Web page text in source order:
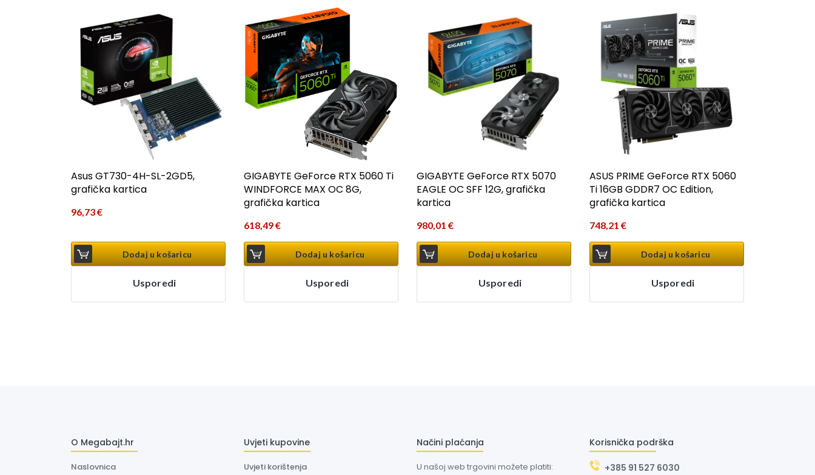
Asus GT730-4H-SL-2GD5,
grafička kartica
96,73€
Dodaj u košaricu
Usporedi
GIGABYTE GeForce RTX 5060 Ti
WINDFORCE MAX OC 8G,
grafička kartica
618,49€
Dodaj u košaricu
Usporedi
GIGABYTE GeForce RTX 5070
EAGLE OC SFF 12G, grafička
kartica
980,01 €
Dodaj u košaricu
Usporedi
ASUS PRIME GeForce RTX 5060
Ti 16GB GDDR7 OC Edition,
grafička kartica
748,21 €
Dodaj u košaricu
Usporedi
O Megabajt.hr
Naslovnica
Uvjeti kupovine
Uvjeti korištenja
Načini plaćanja
U našoj web trgovini možete platiti:
Korisnička podrška
+385 91 527 6030